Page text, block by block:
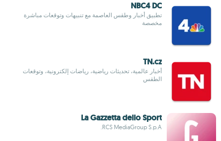
NBC4 DC
تطبيق أخبار وطقس العاصمة مع تنبيهات وتوقعات مباشرة
مخصصة
TN.cz
أخبار عالمية، تحديثات رياضية، رياضات إلكترونية، وتوقعات
الطقس
La Gazzetta dello Sport
RCS MediaGroup S.p.A.